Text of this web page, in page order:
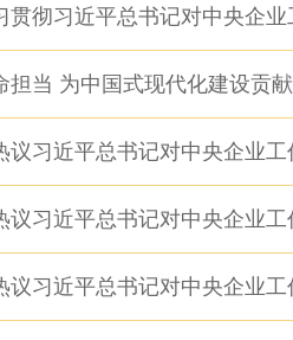
贯彻习近平总书记对中央企
担当 为中国式现代化建设贡
议习近平总书记对中央企业
议习近平总书记对中央企业
议习近平总书记对中央企业